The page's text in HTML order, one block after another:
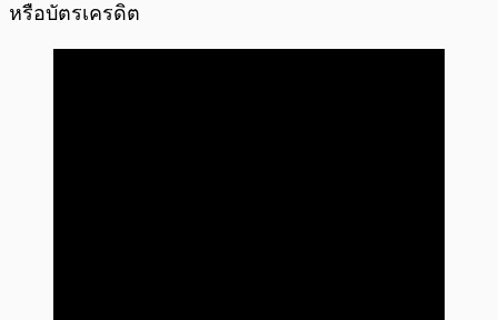
หรือบัตรเครดิต